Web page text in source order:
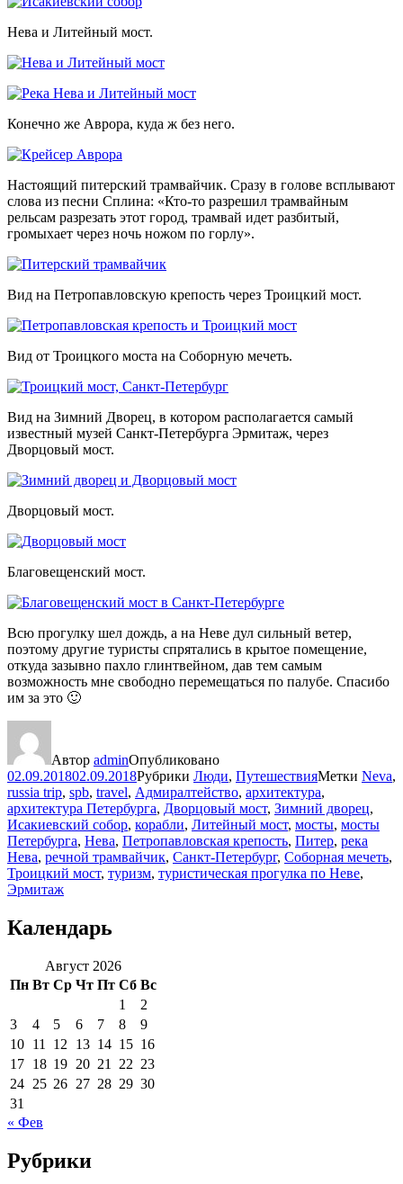
Нева и Литейный мост.
Конечно же Аврора, куда ж без него.
Настоящий питерский трамвайчик. Сразу в голове всплывают
слова из песни Сплина: «Кто-то разрешил трамвайным
рельсам разрезать этот город, трамвай идет разбитый,
громыхает через ночь ножом по горлу».
Вид на Петропавловскую крепость через Троицкий мост.
Вид от Троицкого моста на Соборную мечеть.
Вид на Зимний Дворец, в котором располагается самый
известный музей Санкт-Петербурга Эрмитаж, через
Дворцовый мост.
Дворцовый мост.
Благовещенский мост.
Всю прогулку шел дождь, а на Неве дул сильный ветер,
поэтому другие туристы спрятались в крытое помещение,
откуда зазывно пахло глинтвейном, дав тем самым
возможность мне свободно перемещаться по палубе. Спасибо
им за это 🙂
Автор adminОпубликовано
02.09.201802.09.2018Рубрики Люди, ПутешествияМетки Neva,
russia trip, spb, travel, Адмиралтейство, архитектура,
архитектура Петербурга, Дворцовый мост, Зимний дворец,
Исакиевский собор, корабли, Литейный мост, мосты, мосты
Петербурга, Нева, Петропавловская крепость, Питер, река
Нева, речной трамвайчик, Санкт-Петербург, Соборная мечеть,
Троицкий мост, туризм, туристическая прогулка по Неве,
Эрмитаж
Календарь
Август 2026
Пн Вт Ср Чт Пт Сб Вс
1
2
3
4 5 6 7 8
9
10 11 12 13 14 15 16
17 18 19 20 21 22 23
24 25 26 27 28 29 30
31
« Фев
Рубрики